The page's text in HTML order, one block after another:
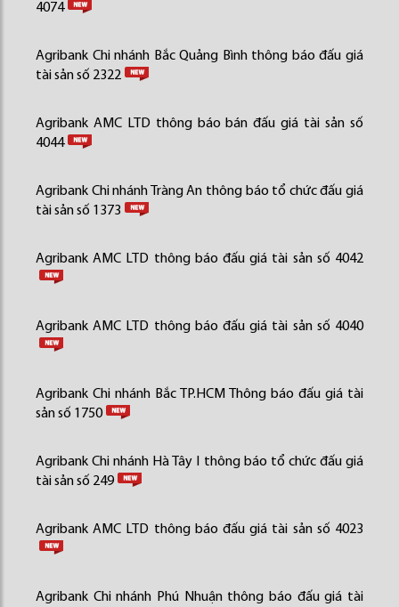
4074
Agribank Chi nhánh Bắc Quảng Bình thông báo đấu giá
tài sản số 2322
Agribank AMC LTD thông báo bán đấu giá tài sản số
4044
Agribank Chi nhánh Tràng An thông báo tổ chức đấu giá
tài sản số 1373
Agribank AMC LTD thông báo đấu giá tài sản số 4042
Agribank AMC LTD thông báo đấu giá tài sản số 4040
Agribank Chi nhánh Bắc TP.HCM Thông báo đấu giá tài
sản số 1750
Agribank Chi nhánh Hà Tây I thông báo tổ chức đấu giá
tài sản số 249
Agribank AMC LTD thông báo đấu giá tài sản số 4023
Agribank Chi nhánh Phú Nhuận thông báo đấu giá tài